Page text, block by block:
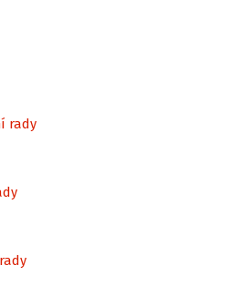
rady